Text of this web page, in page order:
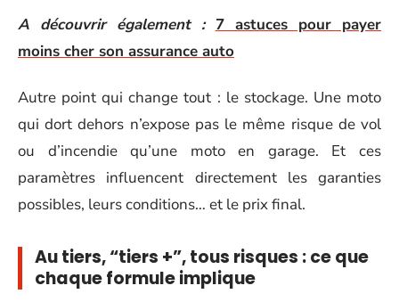
A découvrir également : 7 astuces pour payer
moins cher son assurance auto
Autre point qui change tout : le stockage. Une moto
qui dort dehors n’expose pas le même risque de vol
ou d’incendie qu’une moto en garage. Et ces
paramètres influencent directement les garanties
possibles, leurs conditions… et le prix final.
Au tiers, “tiers +”, tous risques : ce que
chaque formule implique